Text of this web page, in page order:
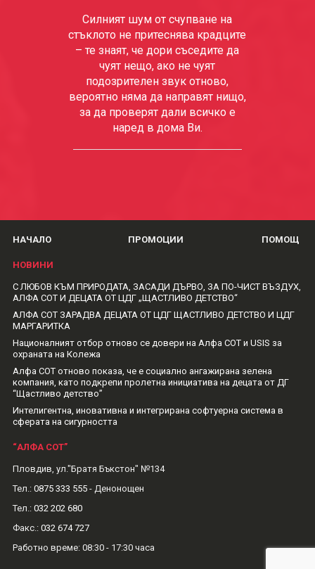
Силният шум от счупване на
стъклото не притеснява крадците
– те знаят, че дори съседите да
чуят нещо, ако не чуят
подозрителен звук отново,
вероятно няма да направят нищо,
за да проверят дали всичко е
наред в дома Ви.
НАЧАЛО ПРОМОЦИИ ПОМОЩ
НОВИНИ
С ЛЮБОВ КЪМ ПРИРОДАТА, ЗАСАДИ ДЪРВО, ЗА ПО-ЧИСТ ВЪЗДУХ,
АЛФА СОТ И ДЕЦАТА ОТ ЦДГ „ЩАСТЛИВО ДЕТСТВО“
АЛФА СОТ ЗАРАДВА ДЕЦАТА ОТ ЦДГ ЩАСТЛИВО ДЕТСТВО И ЦДГ
МАРГАРИТКА
Националният отбор отново се довери на Алфа СОТ и USIS за
охраната на Колежа
Алфа СОТ отново показа, че е социално ангажирана зелена
компания, като подкрепи пролетна инициатива на децата от ДГ
“Щастливо детство”
Интелигентна, иновативна и интегрирана софтуерна система в
сферата на сигурността
“АЛФА СОТ”
Пловдив, ул."Братя Бъкстон" №134
Тел.: 0875 333 555- Денонощен
Тел.: 032 202 680
Факс.: 032 674 727
Рабoтно време: 08:30 - 17:30 часа